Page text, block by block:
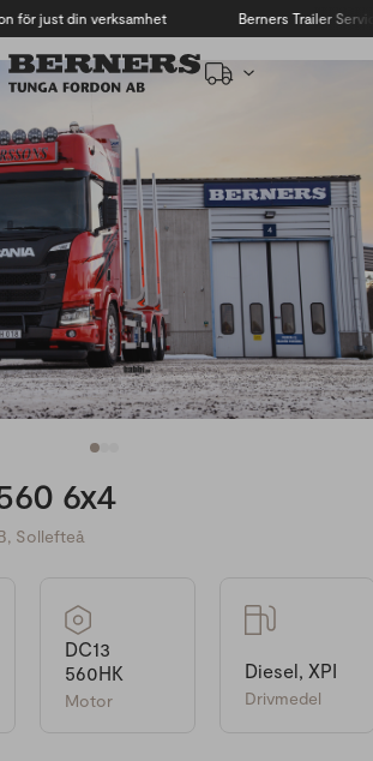
just din verksamhet Berners Trailer Service
6x4
Sollefteå
DC13
560HK
Motor
Diesel, XPI
Drivmedel